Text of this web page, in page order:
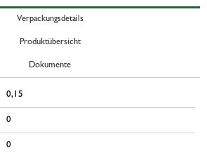
Verpackungsdetails
Produktübersicht
Dokumente
0,15
0
0